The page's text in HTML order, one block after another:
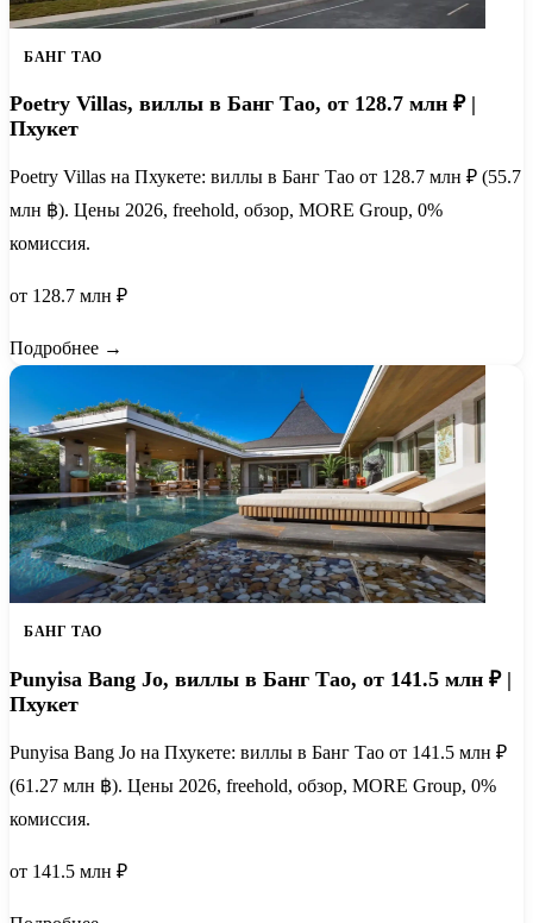
БАНГ ТАО
Poetry Villas, виллы в Банг Тао, от 128.7 млн ₽ |
Пхукет
Poetry Villas на Пхукете: виллы в Банг Тао от 128.7 млн ₽ (55.7
млн ฿). Цены 2026, freehold, обзор, MORE Group, 0%
комиссия.
от 128.7 млн ₽
Подробнее →
БАНГ ТАО
Punyisa Bang Jo, виллы в Банг Тао, от 141.5 млн ₽ |
Пхукет
Punyisa Bang Jo на Пхукете: виллы в Банг Тао от 141.5 млн ₽
(61.27 млн ฿). Цены 2026, freehold, обзор, MORE Group, 0%
комиссия.
от 141.5 млн ₽